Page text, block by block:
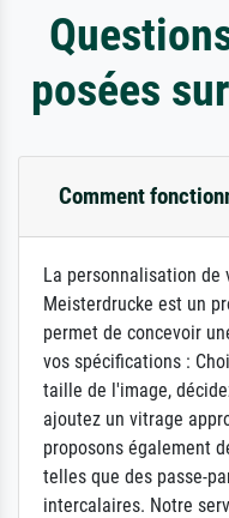
posées
Comment
La personnalisation de
Meisterdrucke est un
permet de concevoir
vos spécifications :
taille de l'image,
ajoutez un vitrage
proposons également
telles que des passe-
intercalaires. Notre